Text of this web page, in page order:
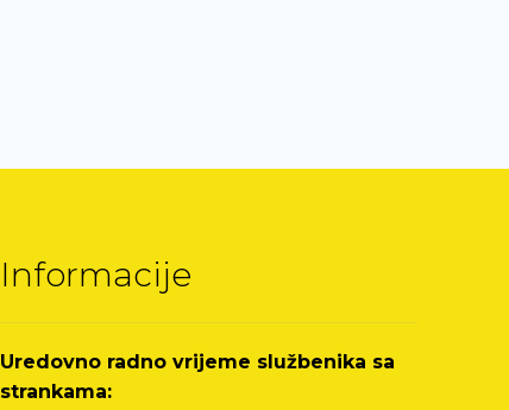
Informacije
Uredovno radno vrijeme službenika sa
strankama: